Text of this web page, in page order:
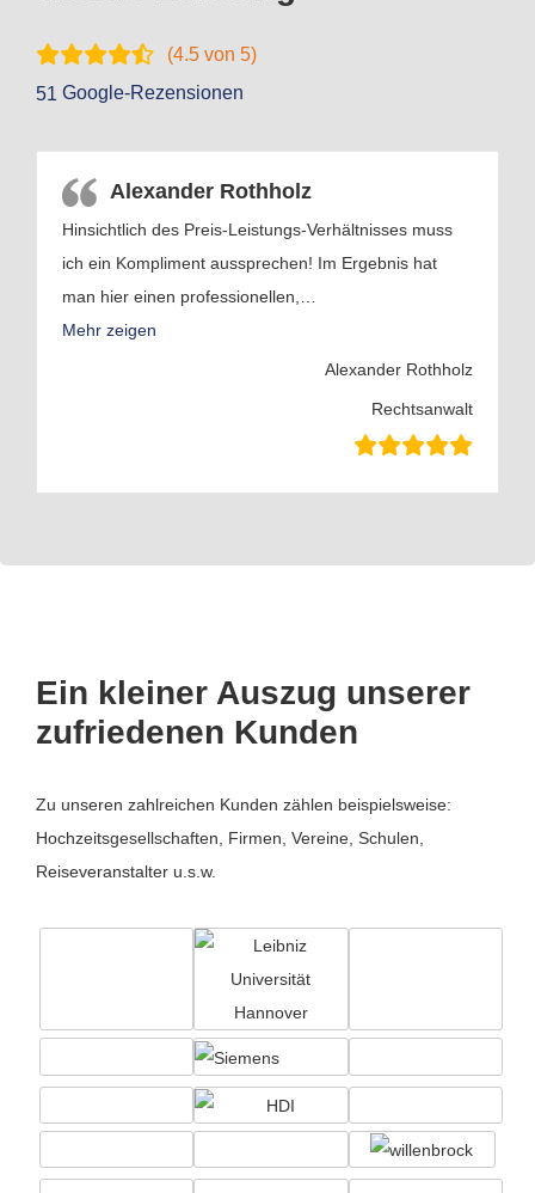
(4.5 von 5)
51 Google-Rezensionen
Alexander Rothholz
Hinsichtlich des Preis-Leistungs-Verhältnisses muss
ich ein Kompliment aussprechen! Im Ergebnis hat
man hier einen professionellen,…
Mehr zeigen
Alexander Rothholz
Rechtsanwalt
Ein kleiner Auszug unserer
zufriedenen Kunden
Zu unseren zahlreichen Kunden zählen beispielsweise:
Hochzeitsgesellschaften, Firmen, Vereine, Schulen,
Reiseveranstalter u.s.w.